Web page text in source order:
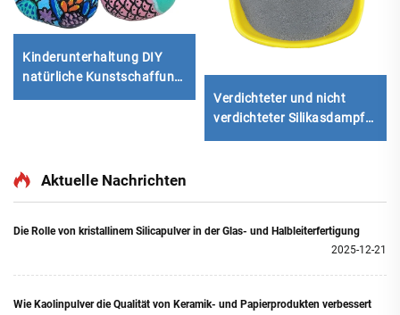
Kinderunterhaltung DIY
natürliche Kunstschaffung
Verdichteter und nicht
verdichteter Silikasdampf
Aktuelle Nachrichten
Die Rolle von kristallinem Silicapulver in der Glas- und Halbleiterfertigung
2025-12-21
Wie Kaolinpulver die Qualität von Keramik- und Papierprodukten verbessert